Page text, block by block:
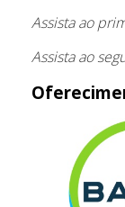
Assista ao
Assista ao